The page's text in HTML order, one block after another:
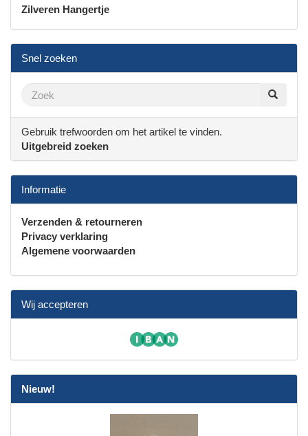
Zilveren Hangertje
Snel zoeken
Gebruik trefwoorden om het artikel te vinden.
Uitgebreid zoeken
Informatie
Verzenden & retourneren
Privacy verklaring
Algemene voorwaarden
Wij accepteren
Nieuw!